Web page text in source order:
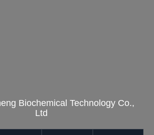
Biochemical Technology Co.,
Ltd